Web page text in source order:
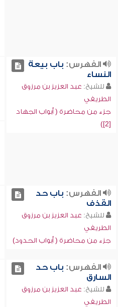
الفهرس: باب بيعة
النساء
للشيخ: عبد العزيز بن مرزوق
الطريفي
جزء من محاضرة ( أبواب الجهاد
[2])
الفهرس: باب حد
القذف
للشيخ: عبد العزيز بن مرزوق
الطريفي
جزء من محاضرة ( أبواب الحدود)
الفهرس: باب حد
السارق
للشيخ: عبد العزيز بن مرزوق
الطريفي